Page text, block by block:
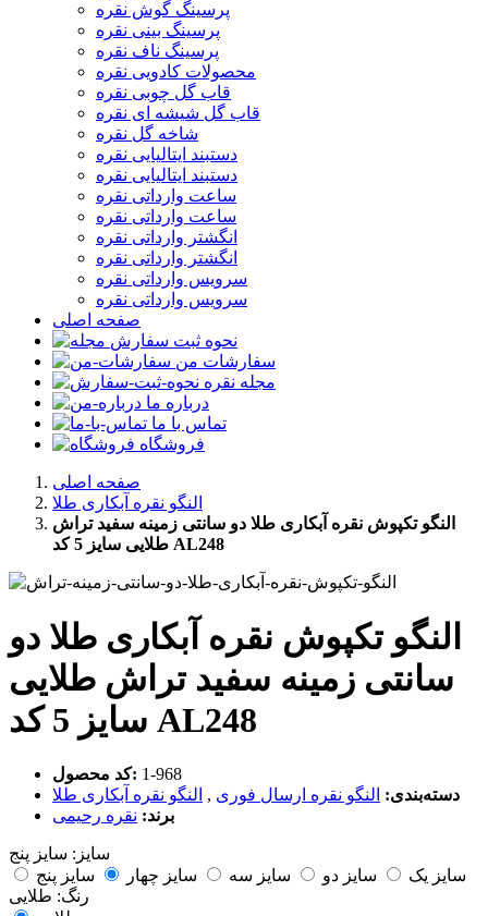
پرسینگ گوش نقره
پرسینگ بینی نقره
پرسینگ ناف نقره
محصولات کادویی نقره
قاب گل چوبی نقره
قاب گل شیشه ای نقره
شاخه گل نقره
دستبند ایتالیایی نقره
دستبند ایتالیایی نقره
ساعت وارداتی نقره
ساعت وارداتی نقره
انگشتر وارداتی نقره
انگشتر وارداتی نقره
سرویس وارداتی نقره
سرویس وارداتی نقره
صفحه اصلی
نحوه ثبت سفارش
سفارشات من
مجله نقره
درباره ما
تماس با ما
فروشگاه
صفحه اصلی
النگو نقره آبکاری طلا
النگو تکپوش نقره آبکاری طلا دو سانتی زمینه سفید تراش
طلایی سایز 5 کد AL248
النگو تکپوش نقره آبکاری طلا دو
سانتی زمینه سفید تراش طلایی
سایز 5 کد AL248
کد محصول: ‎1-968
دسته‌بندی: النگو نقره ارسال فوری , النگو نقره آبکاری طلا
برند: نقره رحیمی
سایز: سایز پنج
سایز یک
سایز دو سایز سه سایز چهار
سایز پنج
رنگ: طلایی